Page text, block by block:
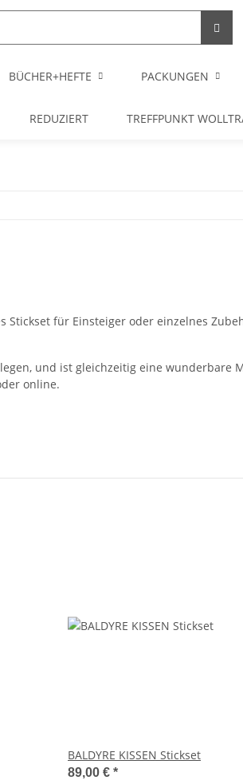
BÜCHER+HEFTE PACKUNGEN
REDUZIERT TREFFPUNKT
für Einsteiger oder einzelnes
und ist gleichzeitig eine wunderbare
online.
BALDYRE KISSEN Stickset
89,00 € *